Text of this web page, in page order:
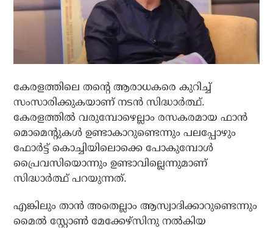
കേരളത്തിലെ തന്റെ ആരാധകരെ കുറിച്ച്
സംസാരിക്കുകയാണ് നടന്‍ സിദ്ധാര്‍ത്ഥ്.
കേരളത്തില്‍ വരുമ്പോഴെല്ലാം രസകരമായ ഫാന്‍
മൊമെന്റുകള്‍ ഉണ്ടാകാറുണ്ടെന്നും പലപ്പോഴും
ഫോര്‍ട്ട് കൊച്ചിയിലൊക്കെ പോകുമ്പോള്‍
പ്രൈവസിയൊന്നും ഉണ്ടാവില്ലെന്നുമാണ്
സിദ്ധാര്‍ത്ഥ് പറയുന്നത്.
എങ്കിലും താന്‍ അതെല്ലാം ആസ്വാദിക്കാറുണ്ടെന്നും
മൈല്‍ സ്റ്റോണ്‍ മേക്കേഴ്സിനു നല്‍കിയ